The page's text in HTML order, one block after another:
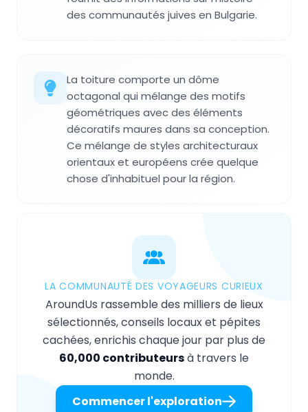
des communautés juives en Bulgarie.
La toiture comporte un dôme
octagonal qui mélange des motifs
géométriques avec des éléments
décoratifs maures dans sa conception.
Ce mélange de styles architecturaux
orientaux et européens crée quelque
chose d'inhabituel pour la région.
LA COMMUNAUTÉ DES VOYAGEURS CURIEUX
AroundUs rassemble des milliers de lieux
sélectionnés, conseils locaux et pépites
cachées, enrichis chaque jour par plus de
60,000 contributeursà travers le
monde.
Commencer l'exploration